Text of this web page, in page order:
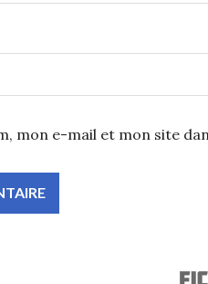
mon e-mail et mon site